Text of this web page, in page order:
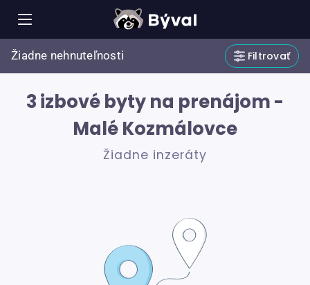
Žiadne nehnuteľnosti Filtrovať
3 izbové byty na prenájom -
Malé Kozmálovce
Žiadne inzeráty